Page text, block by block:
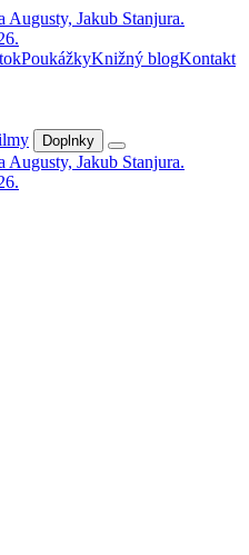
PoukážkyKnižný blogKontakt
Doplnky